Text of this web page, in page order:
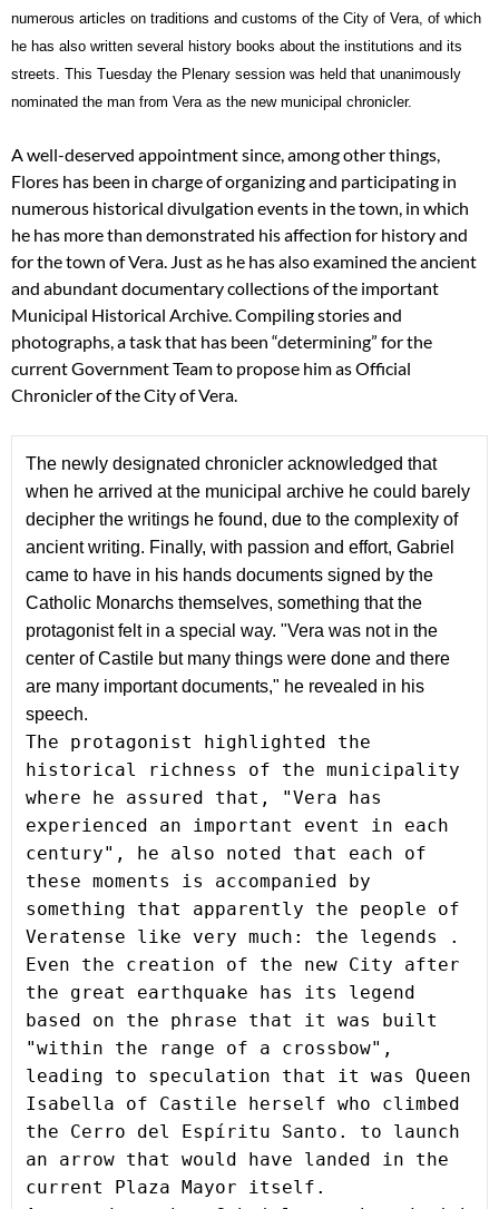
numerous articles on traditions and customs of the City of Vera, of which
he has also written several history books about the institutions and its
streets. This Tuesday the Plenary session was held that unanimously
nominated the man from Vera as the new municipal chronicler.
A well-deserved appointment since, among other things,
Flores has been in charge of organizing and participating in
numerous historical divulgation events in the town, in which
he has more than demonstrated his affection for history and
for the town of Vera. Just as he has also examined the ancient
and abundant documentary collections of the important
Municipal Historical Archive. Compiling stories and
photographs, a task that has been “determining” for the
current Government Team to propose him as Official
Chronicler of the City of Vera.
The newly designated chronicler acknowledged that
when he arrived at the municipal archive he could barely
decipher the writings he found, due to the complexity of
ancient writing. Finally, with passion and effort, Gabriel
came to have in his hands documents signed by the
Catholic Monarchs themselves, something that the
protagonist felt in a special way. "Vera was not in the
center of Castile but many things were done and there
are many important documents," he revealed in his
speech.
The protagonist highlighted the
historical richness of the municipality
where he assured that, "Vera has
experienced an important event in each
century", he also noted that each of
these moments is accompanied by
something that apparently the people of
Veratense like very much: the legends .
Even the creation of the new City after
the great earthquake has its legend
based on the phrase that it was built
"within the range of a crossbow",
leading to speculation that it was Queen
Isabella of Castile herself who climbed
the Cerro del Espíritu Santo. to launch
an arrow that would have landed in the
current Plaza Mayor itself.